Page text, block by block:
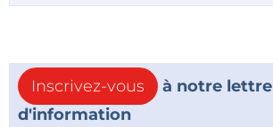
Inscrivez-vous
à notre lettre
d'information